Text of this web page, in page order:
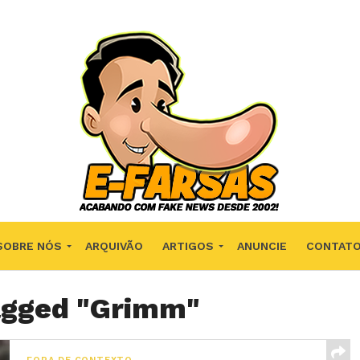
NÓS ARQUIVÃO ARTIGOS ANUNCIE CONTATO
"Grimm"